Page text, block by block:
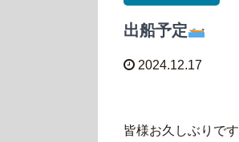
出船予定
2024.12.17
皆様お久しぶりです